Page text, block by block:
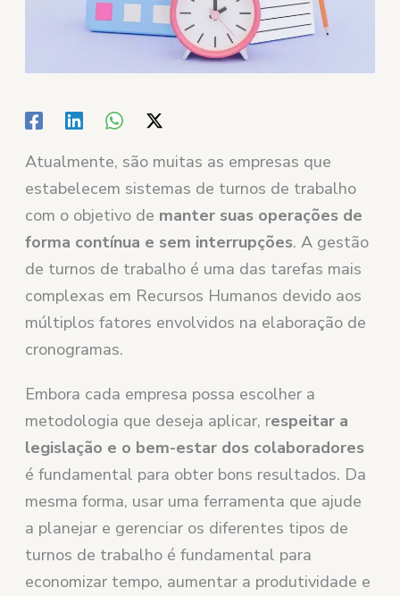
Atualmente, são muitas as empresas que
estabelecem sistemas de turnos de trabalho
com o objetivo de manter suas operações de
forma contínua e sem interrupções. A gestão
de turnos de trabalho é uma das tarefas mais
complexas em Recursos Humanos devido aos
múltiplos fatores envolvidos na elaboração de
cronogramas.
Embora cada empresa possa escolher a
metodologia que deseja aplicar, respeitar a
legislação e o bem-estar dos colaboradores
é fundamental para obter bons resultados. Da
mesma forma, usar uma ferramenta que ajude
a planejar e gerenciar os diferentes tipos de
turnos de trabalho é fundamental para
economizar tempo, aumentar a produtividade e